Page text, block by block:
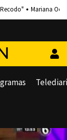
Mariana